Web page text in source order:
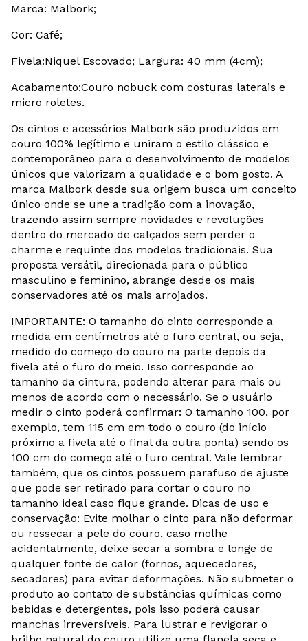
Marca: Malbork;
Cor: Café;
Fivela:Niquel Escovado; Largura: 40 mm (4cm);
Acabamento:Couro nobuck com costuras laterais e
micro roletes.
Os cintos e acessórios Malbork são produzidos em
couro 100% legítimo e uniram o estilo clássico e
contemporâneo para o desenvolvimento de modelos
únicos que valorizam a qualidade e o bom gosto. A
marca Malbork desde sua origem busca um conceito
único onde se une a tradição com a inovação,
trazendo assim sempre novidades e revoluções
dentro do mercado de calçados sem perder o
charme e requinte dos modelos tradicionais. Sua
proposta versátil, direcionada para o público
masculino e feminino, abrange desde os mais
conservadores até os mais arrojados.
IMPORTANTE: O tamanho do cinto corresponde a
medida em centímetros até o furo central, ou seja,
medido do começo do couro na parte depois da
fivela até o furo do meio. Isso corresponde ao
tamanho da cintura, podendo alterar para mais ou
menos de acordo com o necessário. Se o usuário
medir o cinto poderá confirmar: O tamanho 100, por
exemplo, tem 115 cm em todo o couro (do início
próximo a fivela até o final da outra ponta) sendo os
100 cm do começo até o furo central. Vale lembrar
também, que os cintos possuem parafuso de ajuste
que pode ser retirado para cortar o couro no
tamanho ideal caso fique grande. Dicas de uso e
conservação: Evite molhar o cinto para não deformar
ou ressecar a pele do couro, caso molhe
acidentalmente, deixe secar a sombra e longe de
qualquer fonte de calor (fornos, aquecedores,
secadores) para evitar deformações. Não submeter o
produto ao contato de substâncias químicas como
bebidas e detergentes, pois isso poderá causar
manchas irreversíveis. Para lustrar e revigorar o